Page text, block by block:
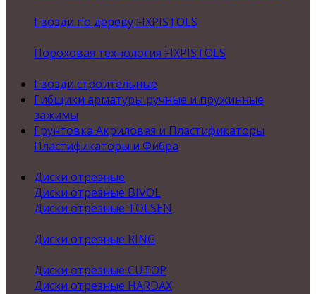
Гвозди по дереву FIXPISTOLS
Пороховая технология FIXPISTOLS
Гвозди строительные
Гибщики арматуры ручные и пружинные
зажимы
Грунтовка Акриловая и Пластификаторы
Пластификаторы и Фибра
Диски отрезные
Диски отрезные BIVOL
Диски отрезные TOLSEN
Диски отрезные RING
Диски отрезные CUTOP
Диски отрезные HARDAX